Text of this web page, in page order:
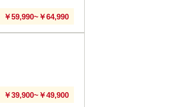
￥59,990~￥64,990
￥39,900~￥49,900